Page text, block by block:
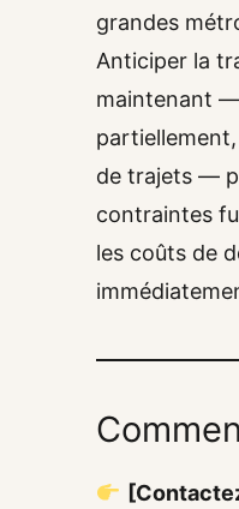
grandes
Anticiper la
maintenant
de trajets —
contraintes
les coûts de